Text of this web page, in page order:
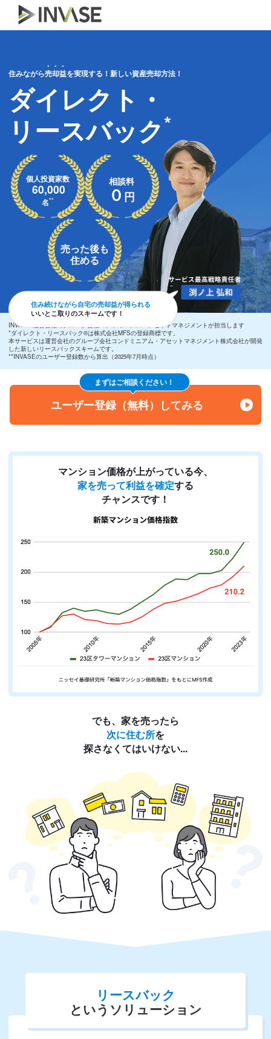
住みながら売却益を実現する！新しい資産売却方法！
ダイレクト・
リースバック*
個人投資家数
60,000
名**
相談料
０ 円
売った後も
住める
住み続けながら自宅の売却益が得られる
いいとこ取りのスキームです！
INVASE 運営会社のグループ会社コンドミニアム・アセットマネジメントが担当します
*ダイレクト・リースバック®は株式会社MFSの登録商標です。
本サービスは運営会社のグループ会社コンドミニアム・アセットマネジメント株式会社が開発
した新しいリースバックスキームです。
**INVASEのユーザー登録数から算出（2025年7月時点）
まずはご相談ください！
ユーザー登録（無料）してみる
マンション価格が上がっている今、
家を売って利益を確定する
チャンスです！
でも、家を売ったら
次に住む所を
探さなくてはいけない...
リースバック
というソリューション